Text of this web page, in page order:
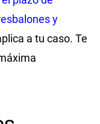
y
a tu caso. Te